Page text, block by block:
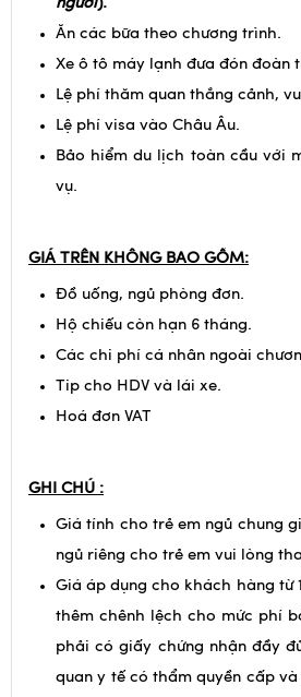
người).
Ăn các bữa theo chương trình.
Xe ô tô máy lạnh đưa đón đoàn
Lệ phí thăm quan thắng cảnh,
Lệ phí visa vào Châu Âu.
Bảo hiểm du lịch toàn cầu với
vụ.
GIÁ TRÊN KHÔNG BAO GỒM:
Đồ uống, ngủ phòng đơn.
Hộ chiếu còn hạn 6 tháng.
Các chi phí cá nhân ngoài
Tip cho HDV và lái xe.
Hoá đơn VAT
GHI CHÚ :
Giá tính cho trẻ em ngủ chung
ngủ riêng cho trẻ em vui lòng
Giá áp dụng cho khách hàng từ
thêm chênh lệch cho mức phí
phải có giấy chứng nhận đầy
quan y tế có thẩm quyền cấp